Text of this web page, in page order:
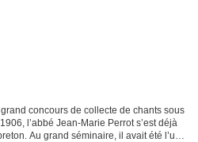
concours de collecte de chants sous
l’abbé Jean-Marie Perrot s’est déjà
Au grand séminaire, il avait été l’un